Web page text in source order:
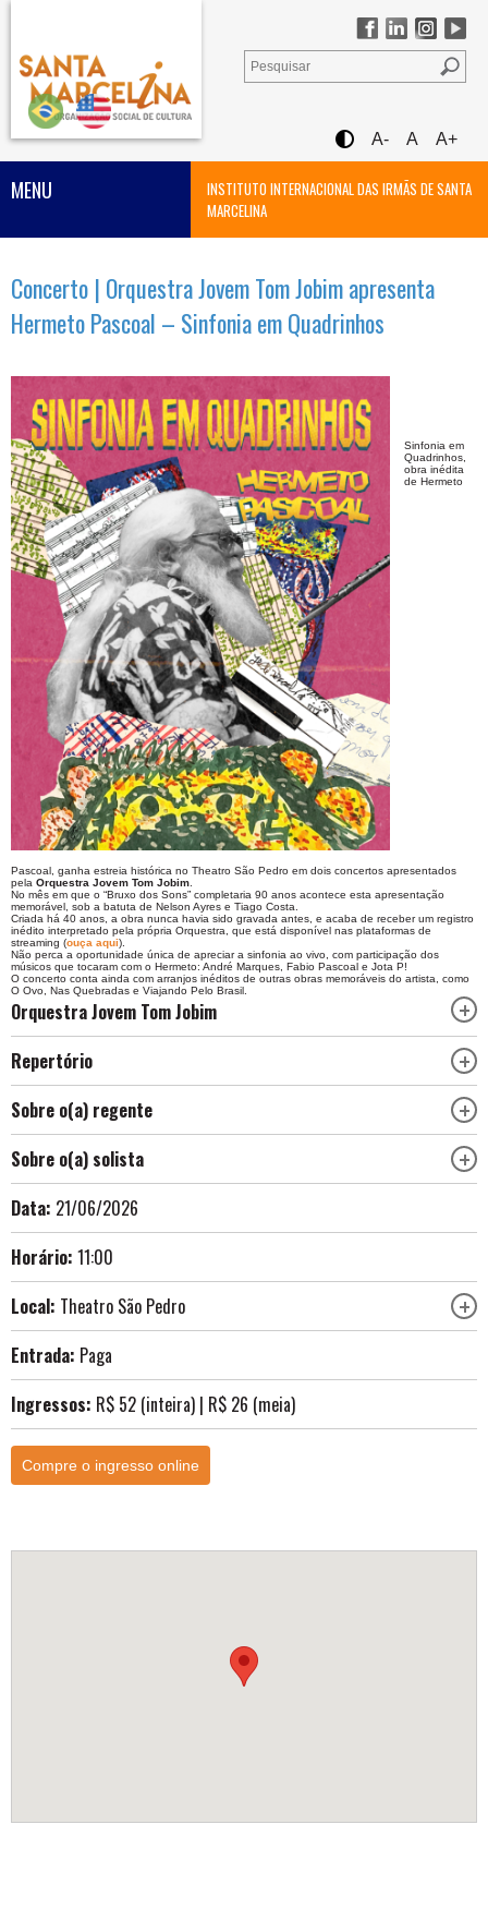
A- A A+
INSTITUTO INTERNACIONAL DAS IRMÃS DE SANTA
MARCELINA
MENU
Concerto | Orquestra Jovem Tom Jobim apresenta
Hermeto Pascoal – Sinfonia em Quadrinhos
Sinfonia em
Quadrinhos
obra inédita
de Hermeto
Pascoal, ganha estreia histórica no Theatro São Pedro em dois concertos apresentados
pela Orquestra Jovem Tom Jobim
No mês em que o “Bruxo dos Sons” completaria 90 anos acontece esta apresentação
memorável, sob a batuta de Nelson Ayres e Tiago Costa.
Criada há 40 anos, a obra nunca havia sido gravada antes, e acaba de receber um registro
inédito interpretado pela própria Orquestra, que está disponível nas plataformas de
streaming (ouça aqui).
Não perca a oportunidade única de apreciar a sinfonia ao vivo, com participação dos
músicos que tocaram com o Hermeto: André Marques Fabio Pascoal e Jota P!
O concerto conta ainda com arranjos inéditos de outras obras memoráveis do artista, como
O Ovo Nas Quebradas e Viajando Pelo Brasil
Orquestra Jovem Tom Jobim
Repertório
Sobre o(a) regente
Sobre o(a) solista
Data: 21/06/2026
Horário: 11:00
Local: Theatro São Pedro
Entrada: Paga
Ingressos: R$ 52 (inteira) | R$ 26 (meia)
Compre o ingresso online